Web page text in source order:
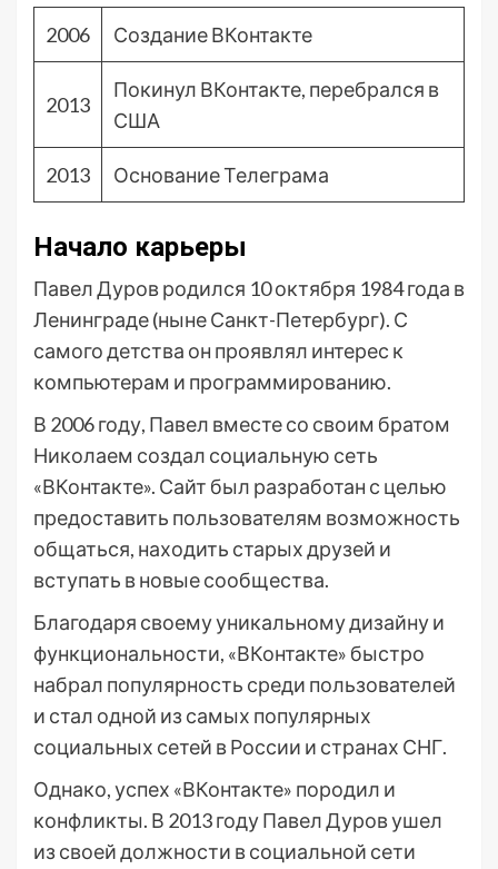
2006 Создание ВКонтакте
2013
Покинул ВКонтакте, перебрался в
США
2013 Основание Телеграма
Начало карьеры
Павел Дуров родился 10 октября 1984 года в
Ленинграде (ныне Санкт-Петербург). С
самого детства он проявлял интерес к
компьютерам и программированию.
В 2006 году, Павел вместе со своим братом
Николаем создал социальную сеть
«ВКонтакте». Сайт был разработан с целью
предоставить пользователям возможность
общаться, находить старых друзей и
вступать в новые сообщества.
Благодаря своему уникальному дизайну и
функциональности, «ВКонтакте» быстро
набрал популярность среди пользователей
и стал одной из самых популярных
социальных сетей в России и странах СНГ.
Однако, успех «ВКонтакте» породил и
конфликты. В 2013 году Павел Дуров ушел
из своей должности в социальной сети